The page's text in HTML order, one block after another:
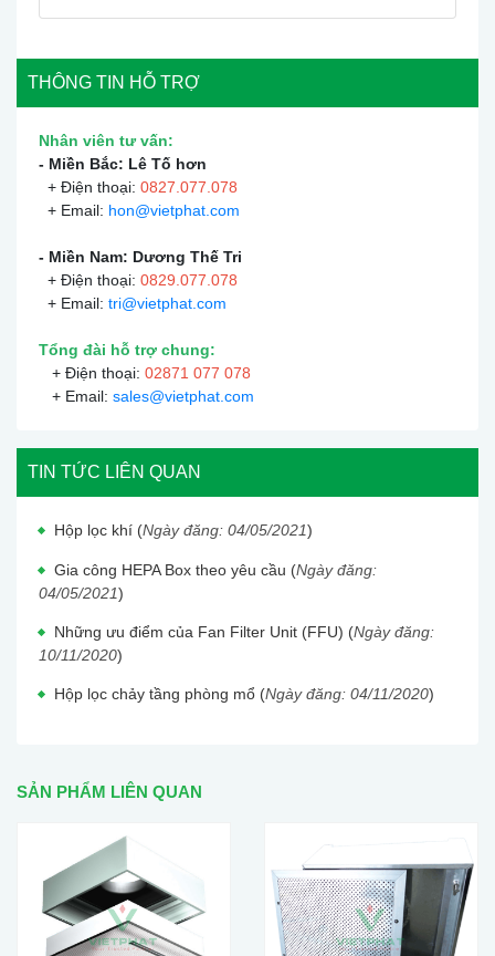
THÔNG TIN HỖ TRỢ
Nhân viên tư vấn:
- Miền Bắc: Lê Tố hơn
+ Điện thoại: 0827.077.078
+ Email: hon@vietphat.com
- Miền Nam: Dương Thế Tri
+ Điện thoại: 0829.077.078
+ Email: tri@vietphat.com
Tổng đài hỗ trợ chung:
+ Điện thoại: 02871 077 078
+ Email: sales@vietphat.com
TIN TỨC LIÊN QUAN
Hộp lọc khí (Ngày đăng: 04/05/2021)
Gia công HEPA Box theo yêu cầu (Ngày đăng:
04/05/2021)
Những ưu điểm của Fan Filter Unit (FFU) (Ngày đăng:
10/11/2020)
Hộp lọc chảy tầng phòng mổ (Ngày đăng: 04/11/2020)
SẢN PHẨM LIÊN QUAN